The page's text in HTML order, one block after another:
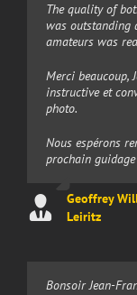
The quality of
was outstanding
amateurs was
Merci beaucoup,
instructive et
photo.
Nous espérons
prochain
Geoffrey
Leiritz
Bonsoir Jean-